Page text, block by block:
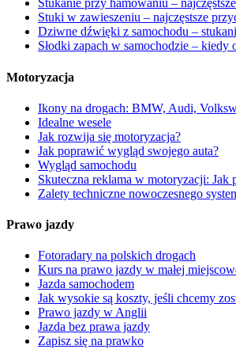
Stukanie przy hamowaniu –
Stuki w zawieszeniu – najczęstsze
Dziwne dźwięki z samochodu –
Słodki zapach w samochodzie – kiedy
Motoryzacja
Ikony na drogach: BMW, Audi,
Idealne wesele
Jak rozwija się motoryzacja?
Jak poprawić wygląd swojego auta?
Wygląd samochodu
Skuteczna reklama w motoryzacji:
Zalety techniczne nowoczesnego
Prawo jazdy
Fotoradary na polskich drogach
Kurs na prawo jazdy w małej
Jazda samochodem
Jak wysokie są koszty, jeśli chcemy
Prawo jazdy w Anglii
Jazda bez prawa jazdy
Zapisz się na prawko